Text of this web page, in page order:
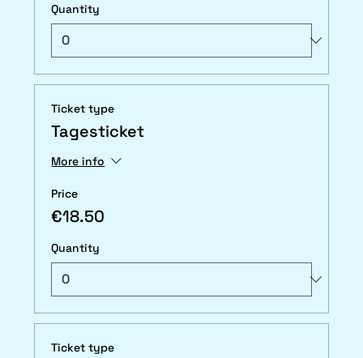
Quantity
Ticket type
Tagesticket
More info
Price
€18.50
Quantity
Ticket type